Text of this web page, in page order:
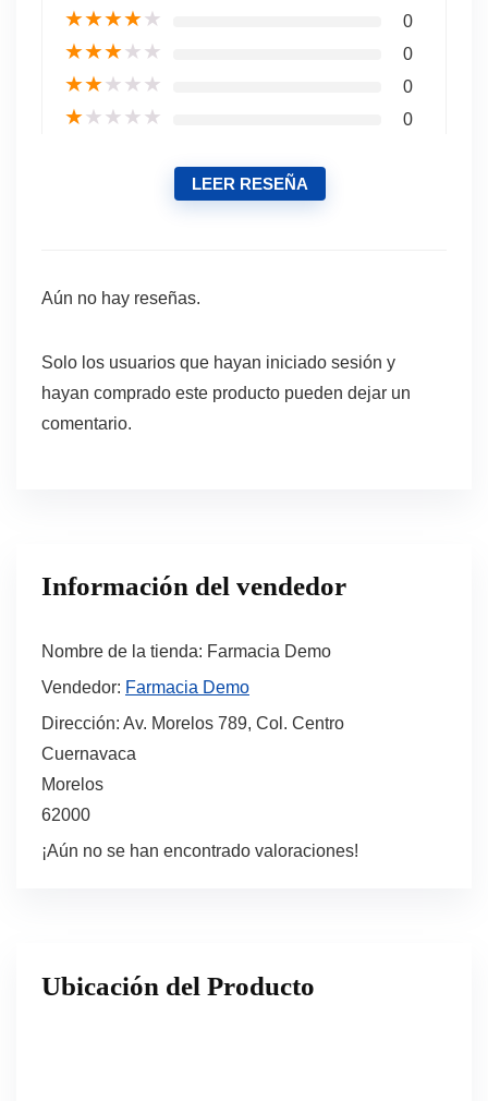
★★★★★ 0
★★★★★ 0
★★★★★ 0
★★★★★ 0
LEER RESEÑA
Aún no hay reseñas.
Solo los usuarios que hayan iniciado sesión y
hayan comprado este producto pueden dejar un
comentario.
Información del vendedor
Nombre de la tienda: Farmacia Demo
Vendedor: Farmacia Demo
Dirección: Av. Morelos 789, Col. Centro
Cuernavaca
Morelos
62000
¡Aún no se han encontrado valoraciones!
Ubicación del Producto